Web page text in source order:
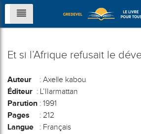
Et si l’Afrique refusait le
Auteur : Axelle kabou
Éditeur : L’IIarmattan
Parution : 1991
Pages : 212
Langue : Français